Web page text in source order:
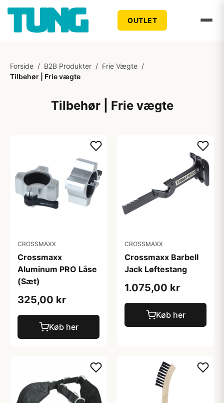
OUTLET
Forside / B2B Produkter / Frie Vægte /
Tilbehør | Frie vægte
Tilbehør | Frie vægte
CROSSMAXX
Crossmaxx
Aluminum PRO Låse
(Sæt)
325,00 kr
Køb her
CROSSMAXX
Crossmaxx Barbell
Jack Løftestang
1.075,00 kr
Køb her